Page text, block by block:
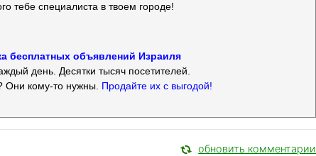
тебе специалиста в твоем городе!
бесплатных объявлений Израиля
день. Десятки тысяч посетителей.
Они кому-то нужны. Продайте их с выгодой!
обновить комментарии